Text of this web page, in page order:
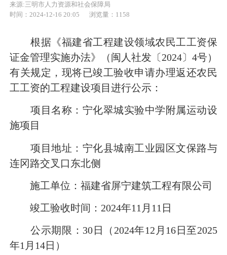
来源:三明市人力资源和社会保障局
时间：2024-12-16 20:05
浏览量：1158
根据《福建省工程建设领域农民工工资保
证金管理实施办法》（闽人社发〔2024〕4号）
有关规定，现将已竣工验收申请办理返还农民
工工资的工程建设项目进行公示：
项目名称：宁化翠城实验中学附属运动设
施项目
项目地址：宁化县城南工业园区文保路与
连冈路交叉口东北侧
施工单位：福建省屏宁建筑工程有限公司
竣工验收时间：2024年11月11日
公示期限：30日（2024年12月16日至2025
年1月14日）